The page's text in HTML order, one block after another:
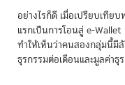
อย่างไรก็ดี เมื่อเปรียบเทีย
แรกเป็นการโอนสู่ e-
ทำให้เห็นว่าคนสองกลุ่มนี้
ธุรกรรมต่อเดือนและมูลค่าธุ